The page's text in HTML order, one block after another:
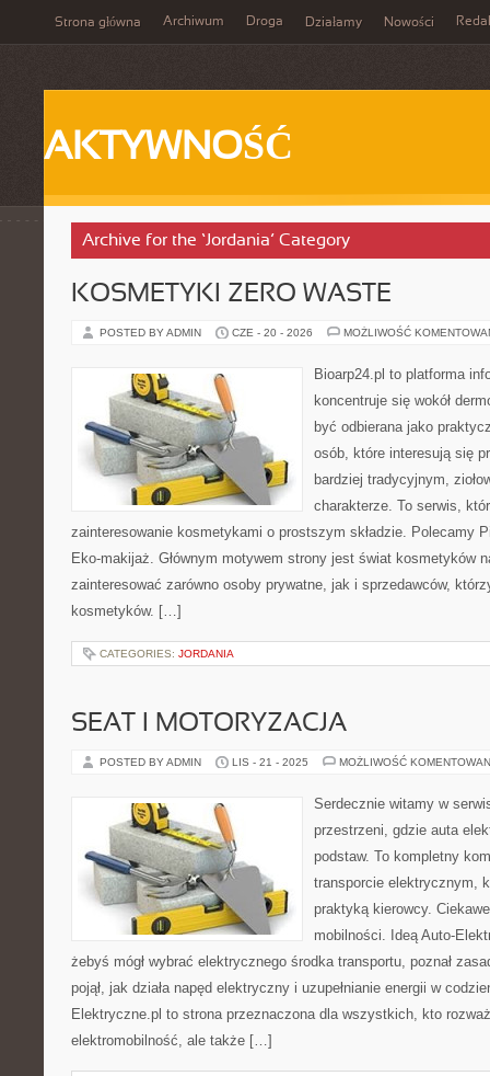
Strona główna Archiwum Droga Działamy Nowości
AKTYWNOŚĆ
Archive for the ‘Jordania’ Category
KOSMETYKI ZERO WASTE
POSTED BY ADMIN CZE - 20 - 2026 MOŻLIWOŚĆ
Bioarp24.pl to platforma
koncentruje się wokół
być odbierana jako
osób, które interesują się
bardziej tradycyjnym,
charakterze. To serwis,
zainteresowanie kosmetykami o prostszym składzie. Polecamy
Eko-makijaż. Głównym motywem strony jest świat kosmetyków
zainteresować zarówno osoby prywatne, jak i sprzedawców,
kosmetyków. […]
CATEGORIES: JORDANIA
SEAT I MOTORYZACJA
POSTED BY ADMIN LIS - 21 - 2025 MOŻLIWOŚĆ
Serdecznie witamy w
przestrzeni, gdzie auta
podstaw. To kompletny
transporcie elektrycznym,
praktyką kierowcy.
mobilności. Ideą Auto-
żebyś mógł wybrać elektrycznego środka transportu, poznał
pojął, jak działa napęd elektryczny i uzupełnianie energii w
Elektryczne.pl to strona przeznaczona dla wszystkich, kto
elektromobilność, ale także […]